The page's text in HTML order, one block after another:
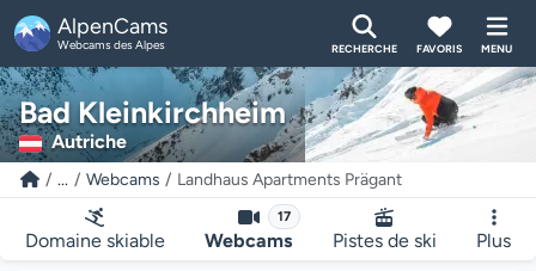
AlpenCams
Webcams des Alpes RECHERCHE FAVORIS MENU
Bad Kleinkirchheim
Autriche
... Webcams Landhaus Apartments Prägant
Domaine skiable
17
Webcams Pistes de ski Plus